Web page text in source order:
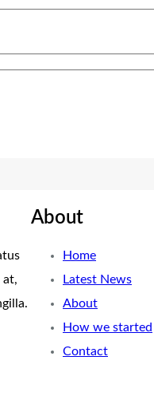
at,
About
Home
Latest News
About
How we started
Contact